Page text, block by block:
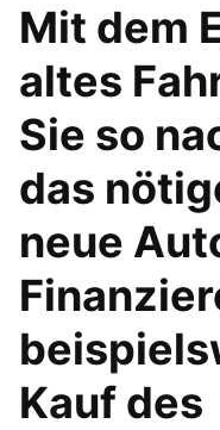
Mit dem
altes
Sie so
das
neue
Kauf des